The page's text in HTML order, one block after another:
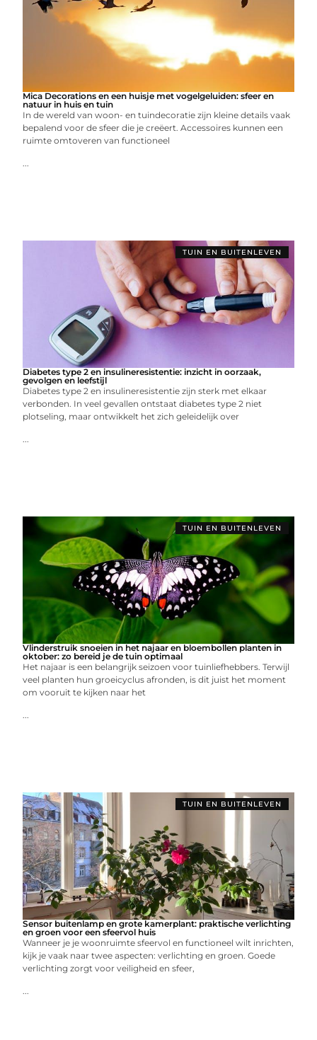
Mica Decorations en een huisje met vogelgeluiden: sfeer en
natuur in huis en tuin
In de wereld van woon- en tuindecoratie zijn kleine details vaak
bepalend voor de sfeer die je creëert. Accessoires kunnen een
ruimte omtoveren van functioneel
...
TUIN EN BUITENLEVEN
Diabetes type 2 en insulineresistentie: inzicht in oorzaak,
gevolgen en leefstijl
Diabetes type 2 en insulineresistentie zijn sterk met elkaar
verbonden. In veel gevallen ontstaat diabetes type 2 niet
plotseling, maar ontwikkelt het zich geleidelijk over
...
TUIN EN BUITENLEVEN
Vlinderstruik snoeien in het najaar en bloembollen planten in
oktober: zo bereid je de tuin optimaal
Het najaar is een belangrijk seizoen voor tuinliefhebbers. Terwijl
veel planten hun groeicyclus afronden, is dit juist het moment
om vooruit te kijken naar het
...
TUIN EN BUITENLEVEN
Sensor buitenlamp en grote kamerplant: praktische verlichting
en groen voor een sfeervol huis
Wanneer je je woonruimte sfeervol en functioneel wilt inrichten,
kijk je vaak naar twee aspecten: verlichting en groen. Goede
verlichting zorgt voor veiligheid en sfeer,
...